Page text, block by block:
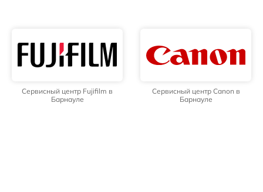
Сервисный центр Fujifilm в
Барнауле
Сервисный центр Canon в
Барнауле